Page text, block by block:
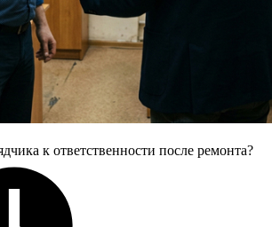
к ответственности после ремонта?